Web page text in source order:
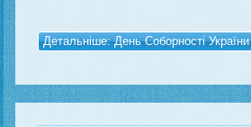
Детальніше: День Соборності України